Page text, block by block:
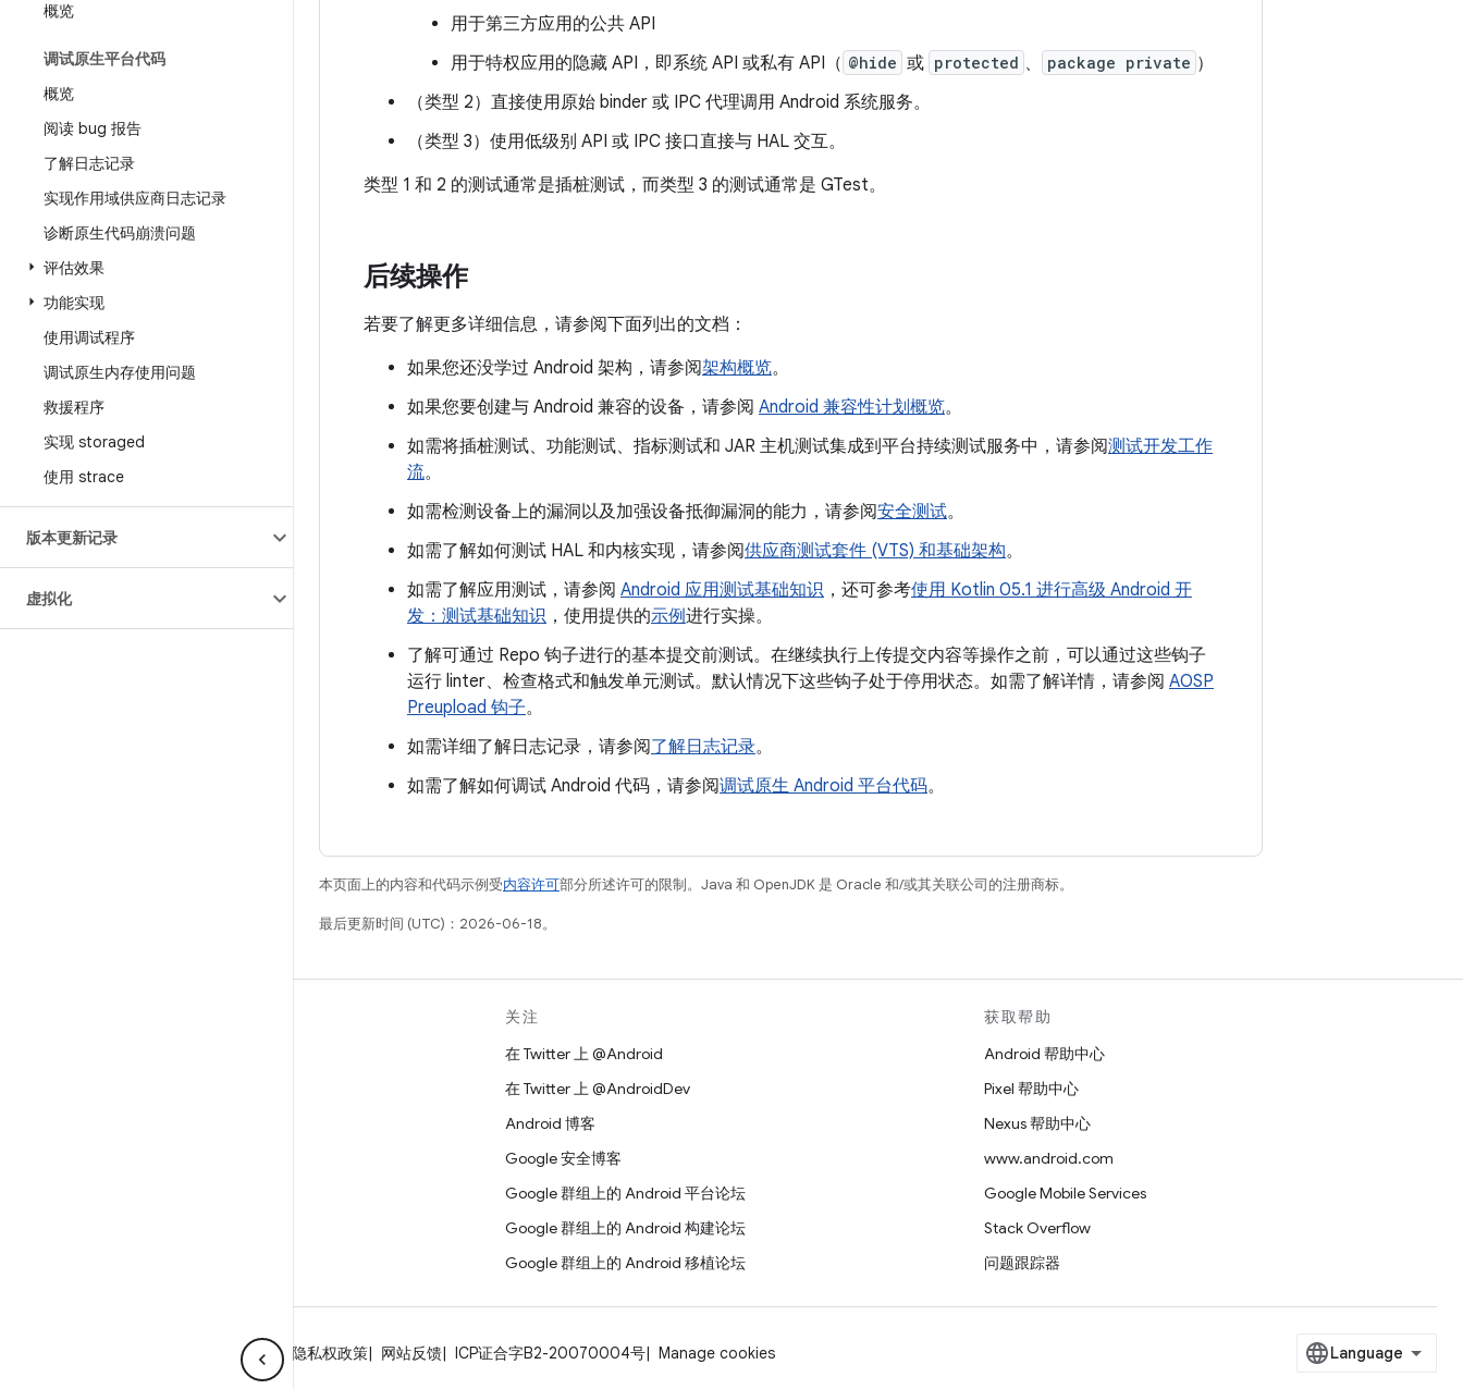
概览
调试原生平台代码
概览
阅读 bug 报告
了解日志记录
实现作用域供应商日志记录
诊断原生代码崩溃问题
评估效果
功能实现
使用调试程序
调试原生内存使用问题
救援程序
实现 storaged
使用 strace
版本更新记录
虚拟化
用于第三方应用的公共 API
用于特权应用的隐藏 API，即系统 API 或私有 API（ @hide 或 protected 、 package private ）
（类型 2）直接使用原始 binder 或 IPC 代理调用 Android 系统服务。
（类型 3）使用低级别 API 或 IPC 接口直接与 HAL 交互。
类型 1 和 2 的测试通常是插桩测试，而类型 3 的测试通常是 GTest。
后续操作
若要了解更多详细信息，请参阅下面列出的文档：
如果您还没学过 Android 架构，请参阅架构概览。
如果您要创建与 Android 兼容的设备，请参阅 Android 兼容性计划概览。
如需将插桩测试、功能测试、指标测试和 JAR 主机测试集成到平台持续测试服务中，请参阅测试开发工作
流。
如需检测设备上的漏洞以及加强设备抵御漏洞的能力，请参阅安全测试。
如需了解如何测试 HAL 和内核实现，请参阅供应商测试套件 (VTS) 和基础架构。
如需了解应用测试，请参阅 Android 应用测试基础知识 ，还可参考使用 Kotlin 05.1 进行高级 Android 开
发：测试基础知识 ，使用提供的示例进行实操。
了解可通过 Repo 钩子进行的基本提交前测试。在继续执行上传提交内容等操作之前，可以通过这些钩子
运行 linter、检查格式和触发单元测试。默认情况下这些钩子处于停用状态。如需了解详情，请参阅 AOSP
Preupload 钩子。
如需详细了解日志记录，请参阅了解日志记录。
如需了解如何调试 Android 代码，请参阅调试原生 Android 平台代码。
本页面上的内容和代码示例受内容许可部分所述许可的限制。Java 和 OpenJDK 是 Oracle 和/或其关联公司的注册商标。
最后更新时间 (UTC)：2026-06-18。
关注
在 Twitter 上 @Android
在 Twitter 上 @AndroidDev
Android 博客
Google 安全博客
Google 群组上的 Android 平台论坛
Google 群组上的 Android 构建论坛
Google 群组上的 Android 移植论坛
获取帮助
Android 帮助中心
Pixel 帮助中心
Nexus 帮助中心
www.android.com
Google Mobile Services
Stack Overflow
问题跟踪器
许可 隐私权政策 网站反馈 ICP证合字B2-20070004号 Manage cookies